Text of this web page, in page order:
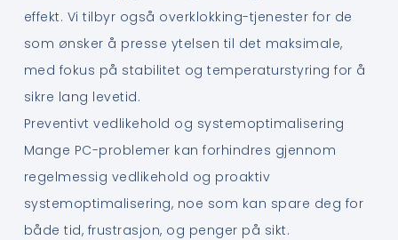
effekt. Vi tilbyr også overklokking-tjenester for de
som ønsker å presse ytelsen til det maksimale,
med fokus på stabilitet og temperaturstyring for å
sikre lang levetid.
Preventivt vedlikehold og systemoptimalisering
Mange PC-problemer kan forhindres gjennom
regelmessig vedlikehold og proaktiv
systemoptimalisering, noe som kan spare deg for
både tid, frustrasjon, og penger på sikt.